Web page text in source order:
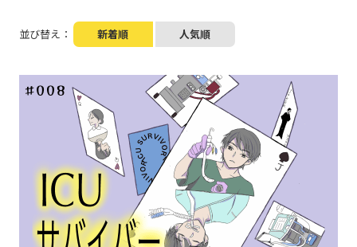
並び替え： 新着順 人気順